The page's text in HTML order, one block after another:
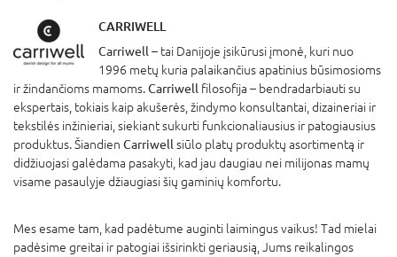
CARRIWELL
Carriwell – tai Danijoje įsikūrusi įmonė, kuri nuo
1996 metų kuria palaikančius apatinius būsimosioms
ir žindančioms mamoms.Carriwell filosofija – bendradarbiauti su
ekspertais, tokiais kaip akušerės, žindymo konsultantai, dizaineriai ir
tekstilės inžinieriai, siekiant sukurti funkcionaliausius ir patogiausius
produktus. Šiandien Carriwell siūlo platų produktų asortimentą ir
didžiuojasi galėdama pasakyti, kad jau daugiau nei milijonas mamų
visame pasaulyje džiaugiasi šių gaminių komfortu.
Mes esame tam, kad padėtume auginti laimingus vaikus! Tad mielai
padėsime greitai ir patogiai išsirinkti geriausią, Jums reikalingos